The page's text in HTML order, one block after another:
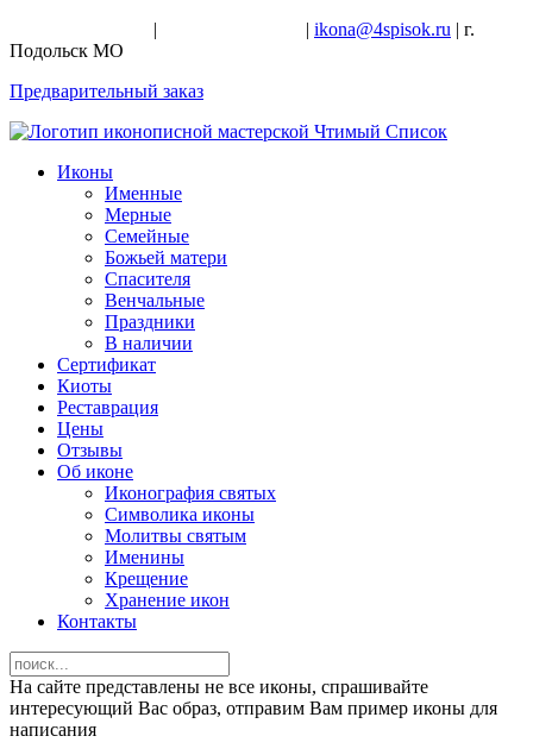
| | ikona@4spisok.ru | г.
Подольск МО
Предварительный заказ
Иконы
Именные
Мерные
Семейные
Божьей матери
Спасителя
Венчальные
Праздники
В наличии
Сертификат
Киоты
Реставрация
Цены
Отзывы
Об иконе
Иконография святых
Символика иконы
Молитвы святым
Именины
Крещение
Хранение икон
Контакты
На сайте представлены не все иконы, спрашивайте
интересующий Вас образ, отправим Вам пример иконы для
написания